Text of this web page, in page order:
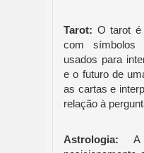
Tarot: O tarot é
com
usados para
e o futuro de
as cartas e
relação à
Astrologia: